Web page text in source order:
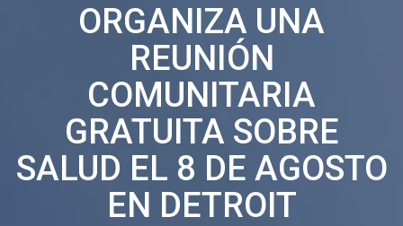
ORGANIZA UNA
REUNIÓN
COMUNITARIA
GRATUITA SOBRE
SALUD EL 8 DE AGOSTO
EN DETROIT